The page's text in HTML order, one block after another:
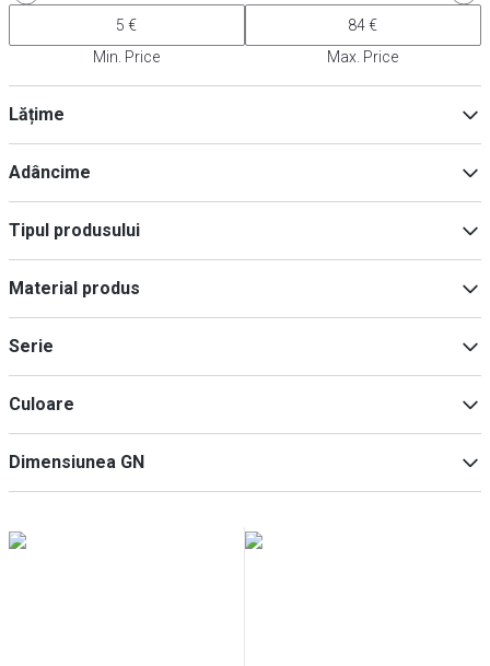
Min. Price Max. Price
Lățime
Min
Adâncime
Min
Tipul produsului
Accesorii pentru piese mici
Material produs
Polipropilenă
Serie
Culoare
Negru(5)
Dimensiunea GN